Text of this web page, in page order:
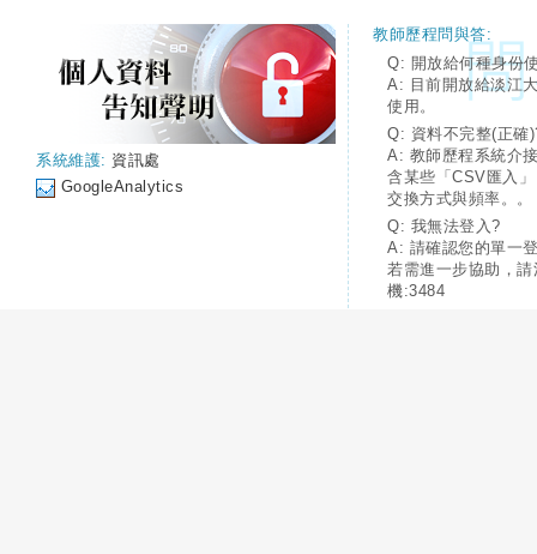
系統維護: 資訊處
GoogleAnalytics
教師歷程問與答:
Q: 開放給何種身份
A: 目前開放給淡江
使用。
Q: 資料不完整(正確
A: 教師歷程系統介
含某些「CSV匯入
交換方式與頻率。。
Q: 我無法登入?
A: 請確認您的單一
若需進一步協助，
機:3484